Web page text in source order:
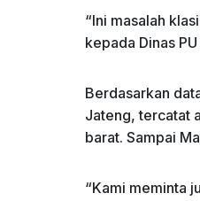
“Ini masalah
kepada Dinas
Berdasarkan
Jateng, tercatat
barat. Sampai
“Kami meminta